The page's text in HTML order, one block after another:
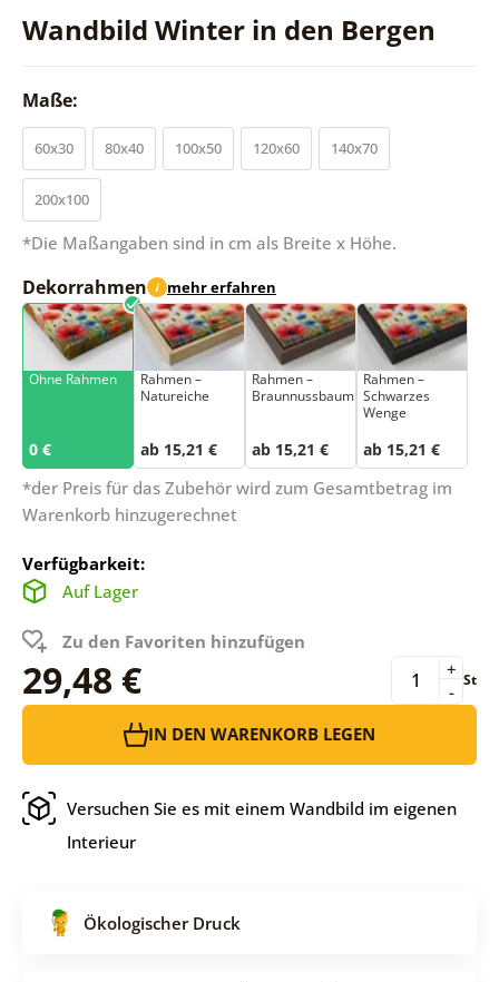
Wandbild Winter in den Bergen
Maße:
60x30 80x40 100x50 120x60 140x70
200x100
*Die Maßangaben sind in cm als Breite x Höhe.
Dekorrahmen i mehr erfahren
Ohne Rahmen
0 €
Rahmen –
Natureiche
ab 15,21 €
Rahmen –
Braunnussbaum
ab 15,21 €
Rahmen –
Schwarzes
Wenge
ab 15,21 €
*der Preis für das Zubehör wird zum Gesamtbetrag im
Warenkorb hinzugerechnet
Verfügbarkeit:
Auf Lager
Zu den Favoriten hinzufügen
29,48 € -
+ St
IN DEN WARENKORB LEGEN
Versuchen Sie es mit einem Wandbild im eigenen
Interieur
Ökologischer Druck